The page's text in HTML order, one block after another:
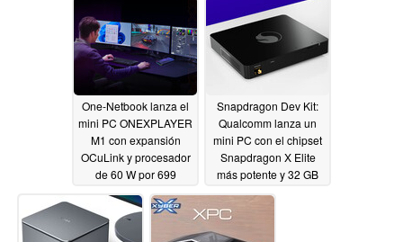
sólo 17 W08/02/2024
One-Netbook lanza el
mini PC ONEXPLAYER
M1 con expansión
OCuLink y procesador
de 60 W por 699
08/01/2024
Snapdragon Dev Kit:
Qualcomm lanza un
mini PC con el chipset
Snapdragon X Elite
más potente y 32 GB
dólares